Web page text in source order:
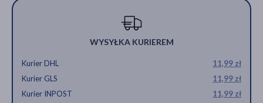
WYSYŁKA KURIEREM
Kurier DHL
11,99 zł
Kurier GLS
11,99 zł
Kurier INPOST
11,99 zł